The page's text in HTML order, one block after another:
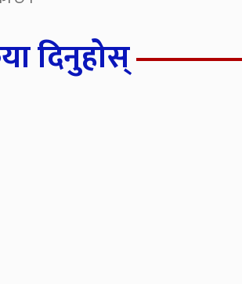
दिनुहोस्